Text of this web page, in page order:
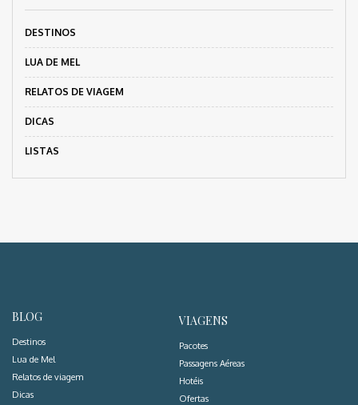
DESTINOS
LUA DE MEL
RELATOS DE VIAGEM
DICAS
LISTAS
BLOG
Destinos
Lua de Mel
Relatos de viagem
Dicas
VIAGENS
Pacotes
Passagens Aéreas
Hotéis
Ofertas